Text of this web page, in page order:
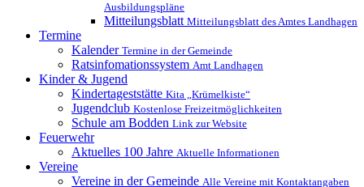
Ausbildungspläne
Mitteilungsblatt Mitteilungsblatt des Amtes Landhagen
Termine
Kalender Termine in der Gemeinde
Ratsinfomationssystem Amt Landhagen
Kinder & Jugend
Kindertageststätte Kita „Krümelkiste“
Jugendclub Kostenlose Freizeitmöglichkeiten
Schule am Bodden Link zur Website
Feuerwehr
Aktuelles 100 Jahre Aktuelle Informationen
Vereine
Vereine in der Gemeinde Alle Vereine mit Kontaktangaben